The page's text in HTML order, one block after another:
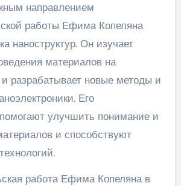
направлением
работы Ефима Копеляна
наноструктур. Он изучает
материалов на
разрабатывает новые методы и
Его
улучшить понимание и
и способствуют
работа Ефима Копеляна в